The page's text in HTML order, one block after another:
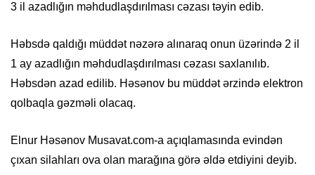
3 il azadlığın məhdudlaşdırılması cəzası təyin edib.
Həbsdə qaldığı müddət nəzərə alınaraq onun üzərində 2 il
1 ay azadlığın məhdudlaşdırılması cəzası saxlanılıb.
Həbsdən azad edilib. Həsənov bu müddət ərzində elektron
qolbaqla gəzməli olacaq.
Elnur Həsənov Musavat.com-a açıqlamasında evindən
çıxan silahları ova olan marağına görə əldə etdiyini deyib.